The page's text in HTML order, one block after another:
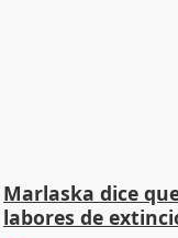
Marlaska dice
labores de